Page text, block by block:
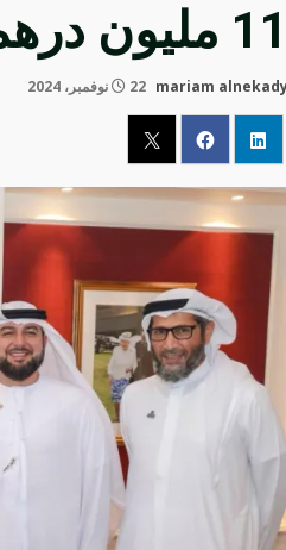
11 مليون درهم
mariam 22 نوفمبر، 2024